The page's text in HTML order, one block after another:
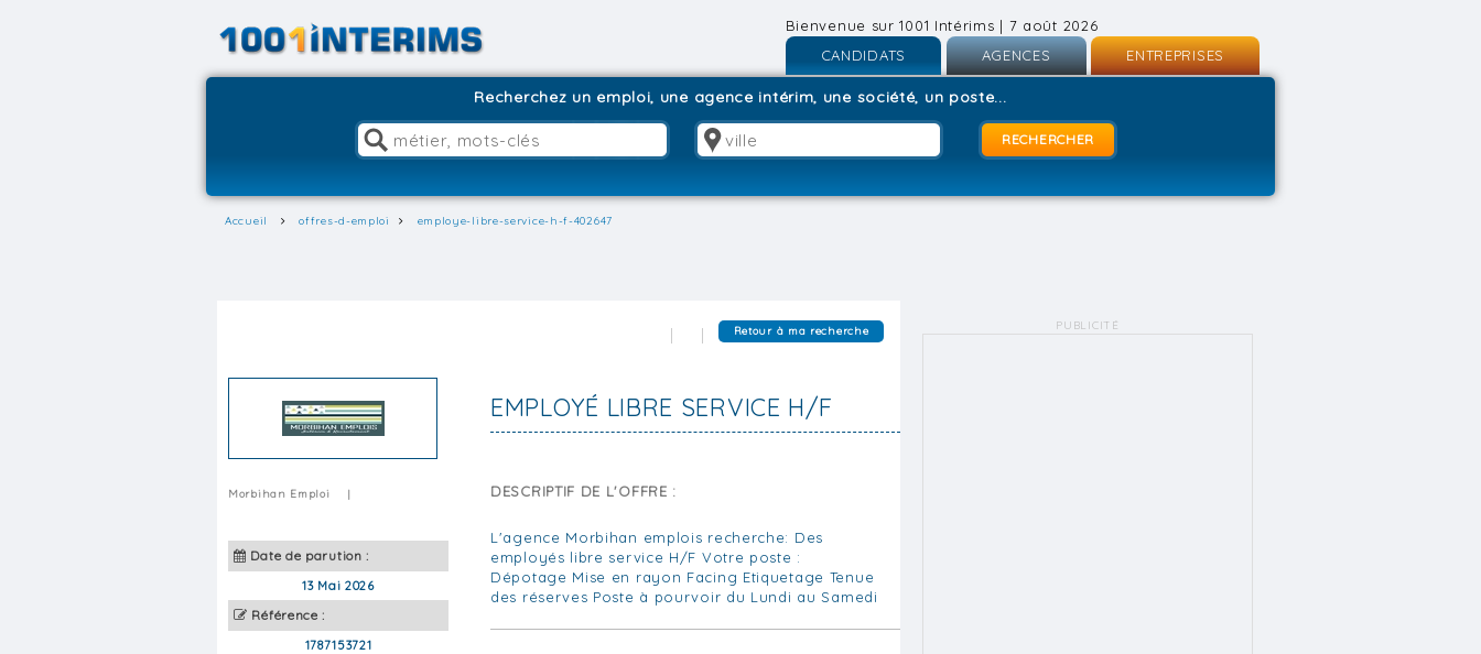
Bienvenue sur 1001 Intérims | 7 août 2026
CANDIDATS
Inscription
AGENCES
Inscription
Connexion
ENTREPRISES
Recherchez un emploi, une agence intérim, une société, un poste...
Accueil offres-d-emploi employe-libre-service-h-f-402647
Retour à ma recherche
EMPLOYÉ LIBRE SERVICE H/F
Morbihan Emploi |
Date de parution :
13 Mai 2026
Référence :
1787153721
DESCRIPTIF DE L'OFFRE :
L'agence Morbihan emplois recherche: Des
employés libre service H/F Votre poste :
Dépotage Mise en rayon Facing Etiquetage Tenue
des réserves Poste à pourvoir du Lundi au Samedi
PUBLICITÉ